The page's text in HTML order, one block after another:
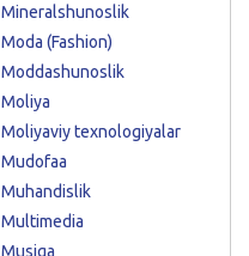
Mineralshunoslik
Moda (Fashion)
Moddashunoslik
Moliya
Moliyaviy texnologiyalar
Mudofaa
Muhandislik
Multimedia
Musiqa